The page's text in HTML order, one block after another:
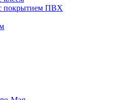
покрытием ПВХ